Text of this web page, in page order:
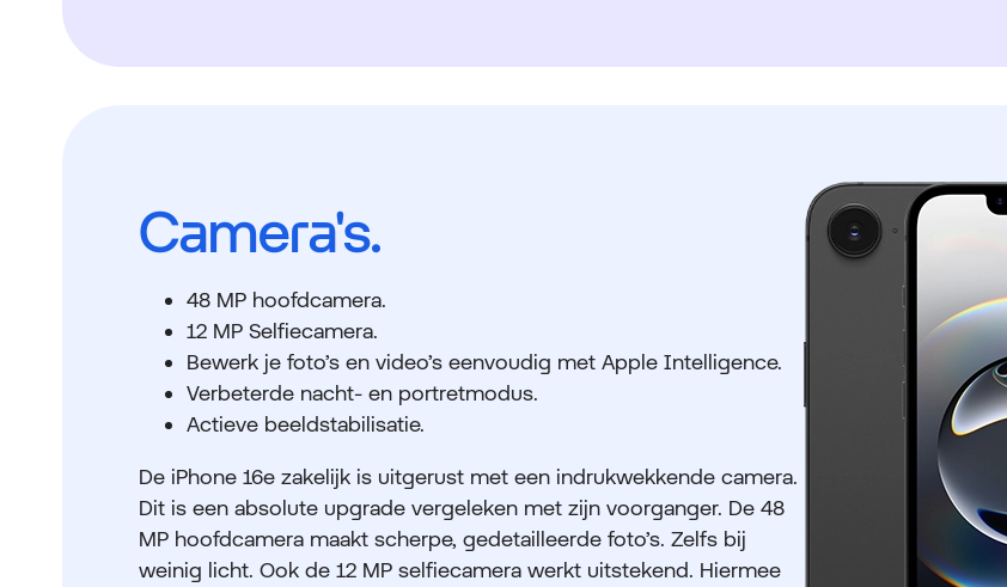
Camera's.
48 MP hoofdcamera.
12 MP Selfiecamera.
Bewerk je foto’s en video’s eenvoudig met Apple Intelligence.
Verbeterde nacht- en portretmodus.
Actieve beeldstabilisatie.
De iPhone 16e zakelijk is uitgerust met een indrukwekkende camera.
Dit is een absolute upgrade vergeleken met zijn voorganger. De 48
MP hoofdcamera maakt scherpe, gedetailleerde foto’s. Zelfs bij
weinig licht. Ook de 12 MP selfiecamera werkt uitstekend. Hiermee